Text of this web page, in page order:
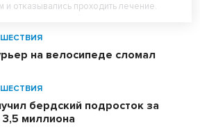
отказывались проходить лечение.
на велосипеде сломал
бердский подросток за
миллиона